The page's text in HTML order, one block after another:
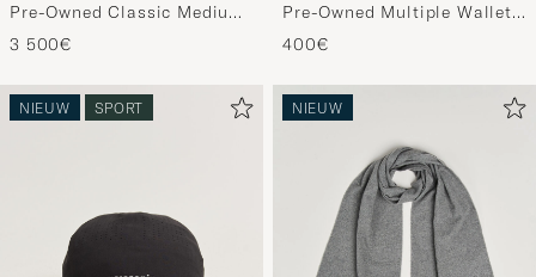
Pre-Owned Classic Medium
Square Double Flap Bag
Lambskin Black
3 500€
Pre-Owned Multiple Wallet
Monogram
400€
NIEUW SPORT NIEUW